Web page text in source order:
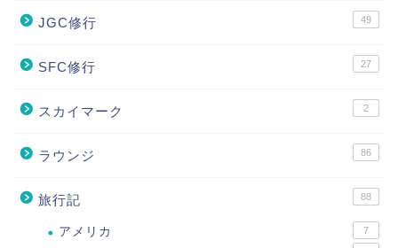
JGC修行 49
SFC修行 27
スカイマーク 2
ラウンジ 86
旅行記 88
アメリカ 7